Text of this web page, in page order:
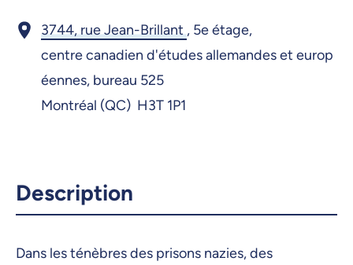
3744, rue Jean-Brillant , 5e étage,
centre canadien d'études allemandes et europ
éennes, bureau 525
Montréal (QC) H3T 1P1
Description
Dans les ténèbres des prisons nazies, des